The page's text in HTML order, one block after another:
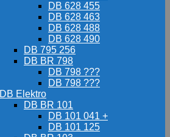
DB 628 455
DB 628 463
DB 628 488
DB 628 490
DB 795 256
DB BR 798
DB 798 ???
DB 798 ???
DB Elektro
DB BR 101
DB 101 041 +
DB 101 125